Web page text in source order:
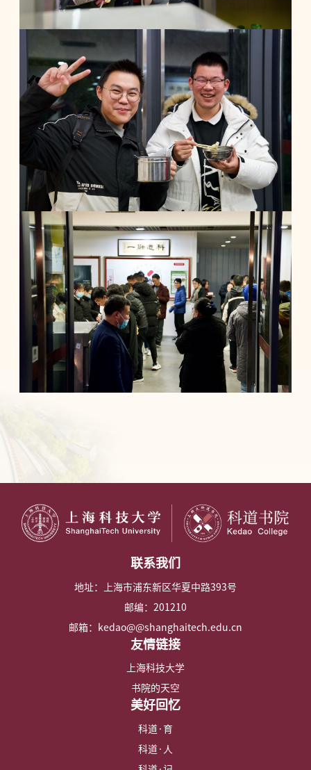
联系我们
地址：上海市浦东新区华夏中路393号
邮编：201210
邮箱：kedao@@shanghaitech.edu.cn
友情链接
上海科技大学
书院的天空
美好回忆
科道·育
科道·人